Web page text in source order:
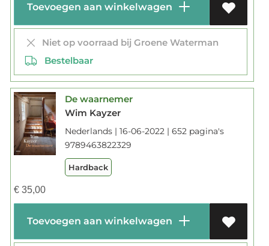
Toevoegen aan winkelwagen
Niet op voorraad bij Groene Waterman
Bestelbaar
De waarnemer
Wim Kayzer
Nederlands | 16-06-2022 | 652 pagina's
9789463822329
Hardback
€35,00
Toevoegen aan winkelwagen